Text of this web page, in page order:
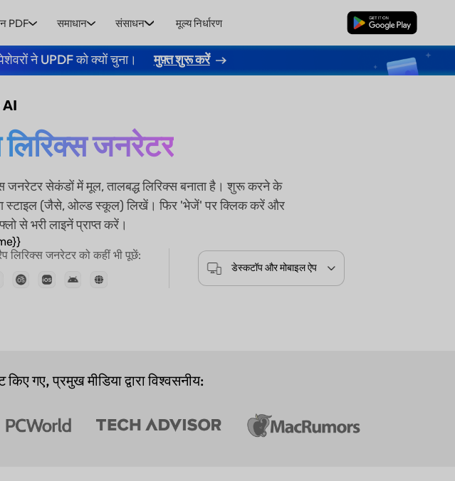
PDF समाधान संसाधन मूल्य निर्धारण मुफ्त डाउनलोड
ने UPDF को क्यों चुना। मुफ़्त शुरू करें
AI
जनरेटर
जनरेटर सेकंडों में मूल, तालबद्ध लिरिक्स बनाता है। शुरू करने के
या स्टाइल (जैसे, ओल्ड स्कूल) लिखें। फिर 'भेजें' पर क्लिक करें और
से भरी लाइनें प्राप्त करें।
लिरिक्स जनरेटर को कहीं भी पूछें:
डेस्कटॉप और मोबाइल ऐप
गए, प्रमुख मीडिया द्वारा विश्वसनीय: